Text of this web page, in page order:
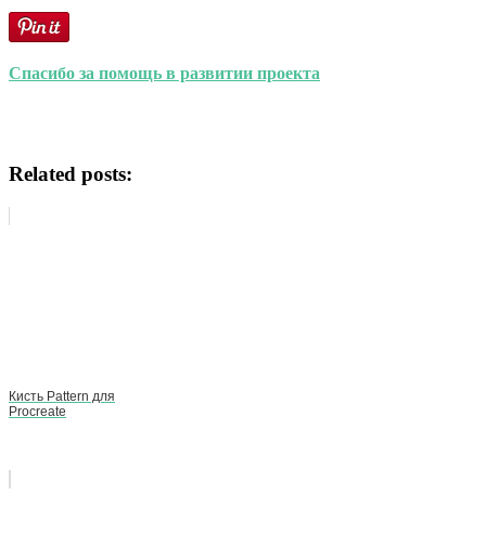
Спасибо за помощь в развитии проекта
Related posts:
Кисть Pattern для
Procreate